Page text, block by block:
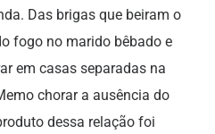
Das brigas que beiram o
fogo no marido bêbado e
em casas separadas na
chorar a ausência do
dessa relação foi